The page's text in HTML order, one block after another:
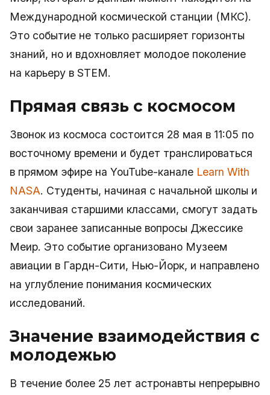
Международной космической станции (МКС).
Это событие не только расширяет горизонты
знаний, но и вдохновляет молодое поколение
на карьеру в STEM.
Прямая связь с космосом
Звонок из космоса состоится 28 мая в 11:05 по
восточному времени и будет транслироваться
в прямом эфире на YouTube-канале Learn With
NASA. Студенты, начиная с начальной школы и
заканчивая старшими классами, смогут задать
свои заранее записанные вопросы Джессике
Меир. Это событие организовано Музеем
авиации в Гардн-Сити, Нью-Йорк, и направлено
на углубление понимания космических
исследований.
Значение взаимодействия с
молодежью
В течение более 25 лет астронавты непрерывно